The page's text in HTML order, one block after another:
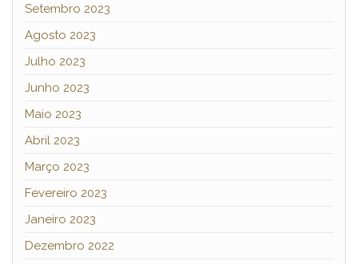
Setembro 2023
Agosto 2023
Julho 2023
Junho 2023
Maio 2023
Abril 2023
Março 2023
Fevereiro 2023
Janeiro 2023
Dezembro 2022